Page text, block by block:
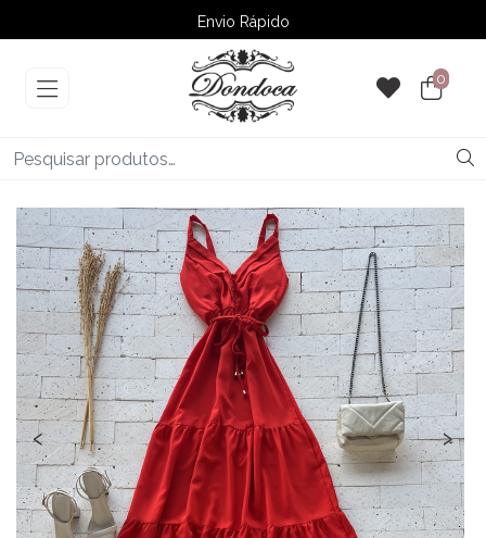
Envio Rápido
➚ Ofertas– Até 60% OFF
0
‹ ›